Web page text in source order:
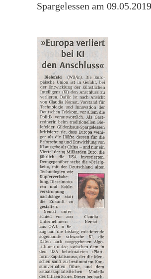
Spargelessen am 09.05.2019